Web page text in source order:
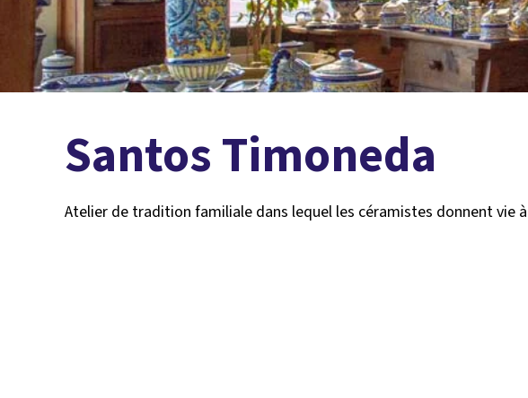
Santos Timoneda
Atelier de tradition familiale dans lequel les céramistes donnent vie